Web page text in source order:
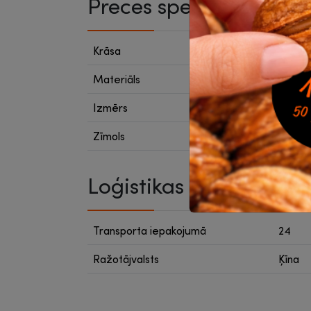
Preces specifikācija
Krāsa
Materiāls
Izmērs 38 x
Zīmols Erich
Loģistikas dati
Transporta iepakojumā 24
Ražotājvalsts Ķīna